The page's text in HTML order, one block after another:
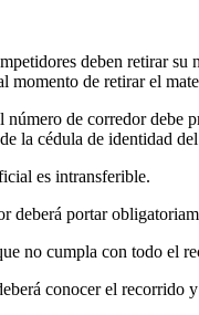
deben retirar su
momento de retirar el
número de corredor debe
la cédula de identidad
es intransferible.
deberá portar
no cumpla con todo el
conocer el recorrido